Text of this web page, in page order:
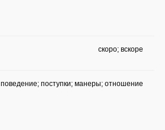
скоро; вскоре
поведение; поступки; манеры; отношение